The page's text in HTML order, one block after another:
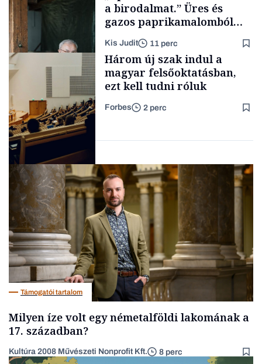
Támogatói tartalom
Családi
vállalkozások
a birodalmat.” Üres és
gazos paprikamalomból
lett az igazi családi
fűszersztori
Kis Judit 11 perc
Társadalom
Három új szak indul a
magyar felsőoktatásban,
ezt kell tudni róluk
Forbes 2 perc
Támogatói tartalom
Milyen íze volt egy németalföldi lakomának a
17. században?
Kultúra 2008 Művészeti Nonprofit Kft. 8 perc